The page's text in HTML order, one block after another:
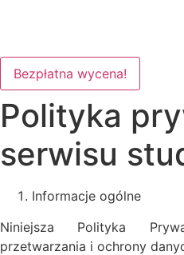
Bezpłatna wycena!
Polityka
serwisu
Informacje ogólne
Niniejsza Polityka
przetwarzania i ochrony